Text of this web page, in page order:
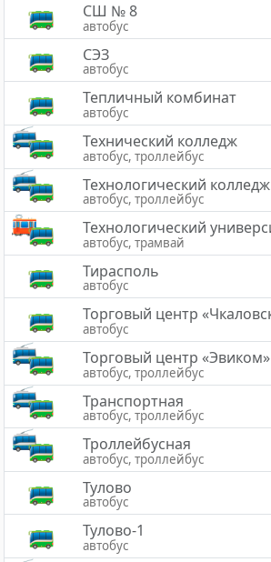
СШ № 8
автобус
СЭЗ
автобус
Тепличный комбинат
автобус
Технический колледж
автобус, троллейбус
Технологический колледж
автобус, троллейбус
Технологический
автобус, трамвай
Тирасполь
автобус
Торговый центр
автобус
Торговый центр «Эвиком»
автобус, троллейбус
Транспортная
автобус, троллейбус
Троллейбусная
автобус, троллейбус
Тулово
автобус
Тулово-1
автобус